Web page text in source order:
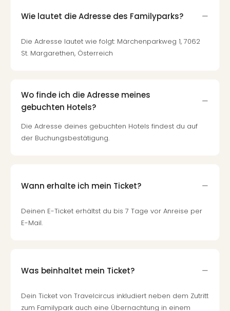
Wie lautet die Adresse des Familyparks?
Die Adresse lautet wie folgt: Märchenparkweg 1, 7062
St. Margarethen, Österreich
Wo finde ich die Adresse meines
gebuchten Hotels?
Die Adresse deines gebuchten Hotels findest du auf
der Buchungsbestätigung.
Wann erhalte ich mein Ticket?
Deinen E-Ticket erhältst du bis 7 Tage vor Anreise per
E-Mail.
Was beinhaltet mein Ticket?
Dein Ticket von Travelcircus inkludiert neben dem Zutritt
zum Familypark auch eine Übernachtung in einem